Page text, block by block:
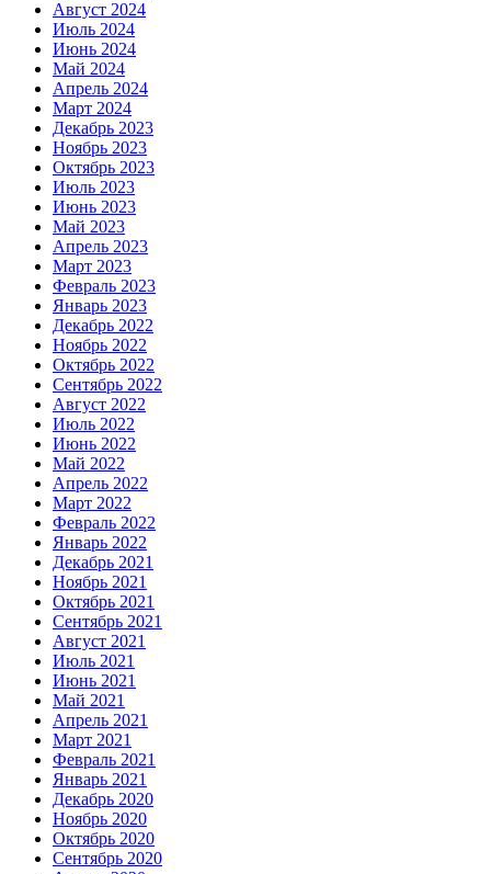
Август 2024
Июль 2024
Июнь 2024
Май 2024
Апрель 2024
Март 2024
Декабрь 2023
Ноябрь 2023
Октябрь 2023
Июль 2023
Июнь 2023
Май 2023
Апрель 2023
Март 2023
Февраль 2023
Январь 2023
Декабрь 2022
Ноябрь 2022
Октябрь 2022
Сентябрь 2022
Август 2022
Июль 2022
Июнь 2022
Май 2022
Апрель 2022
Март 2022
Февраль 2022
Январь 2022
Декабрь 2021
Ноябрь 2021
Октябрь 2021
Сентябрь 2021
Август 2021
Июль 2021
Июнь 2021
Май 2021
Апрель 2021
Март 2021
Февраль 2021
Январь 2021
Декабрь 2020
Ноябрь 2020
Октябрь 2020
Сентябрь 2020